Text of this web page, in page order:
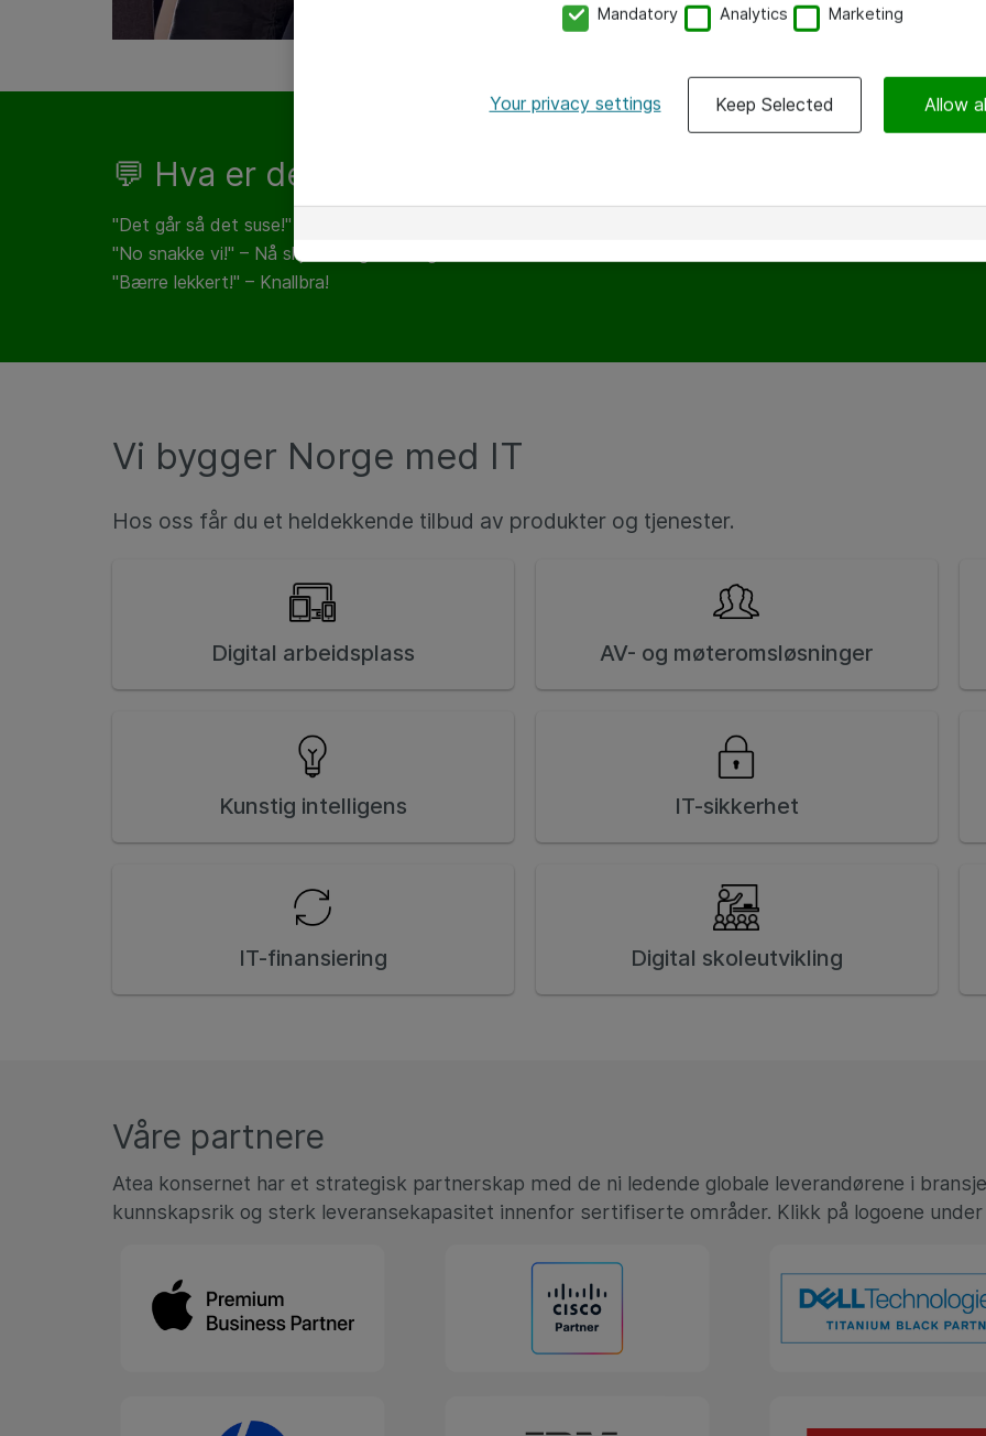
💬 Hva er deres favorittuttrykk?
"Det går så det suse!" – Det går kjempebra!
"No snakke vi!" – Nå skjer det gode ting!
"Bærre lekkert!" – Knallbra!
Vi bygger Norge med IT
Hos oss får du et heldekkende tilbud av produkter og tjenester.
Digital arbeidsplass AV- og møteromsløsninger
Kunstig intelligens IT-sikkerhet
IT-finansiering Digital skoleutvikling
Våre partnere
Atea konsernet har et strategisk partnerskap med de ni ledende globale leverandørene i
kunnskapsrik og sterk leveransekapasitet innenfor sertifiserte områder. Klikk på logoene
Mandatory Analytics Marketing
Your privacy settings Keep Selected Allow